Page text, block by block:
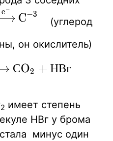
2}
eX
−
CX
−3
(углерод
он окислитель)
СOX
2 + НВг
2 имеет степень
НВг у брома
минус один